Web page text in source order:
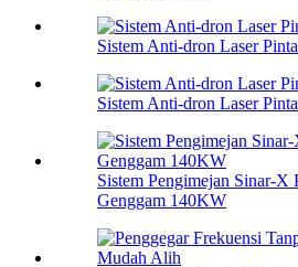
Sistem Anti-dron Laser
Sistem Anti-dron Laser
Sistem Pengimejan Sinar-X
Genggam 140KW